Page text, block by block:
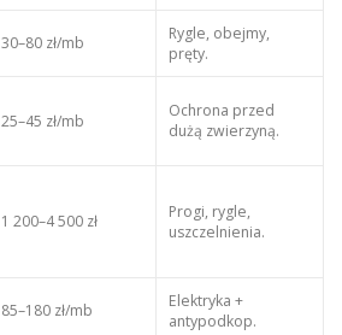
30–80 zł/mb
Rygle, obejmy,
pręty.
25–45 zł/mb
Ochrona przed
dużą zwierzyną.
1 200–4 500 zł
Progi, rygle,
uszczelnienia.
85–180 zł/mb
Elektryka +
antypodkop.